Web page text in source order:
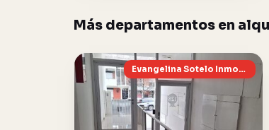
Más departamentos en
Evangelina Sotelo Inmobiliaria